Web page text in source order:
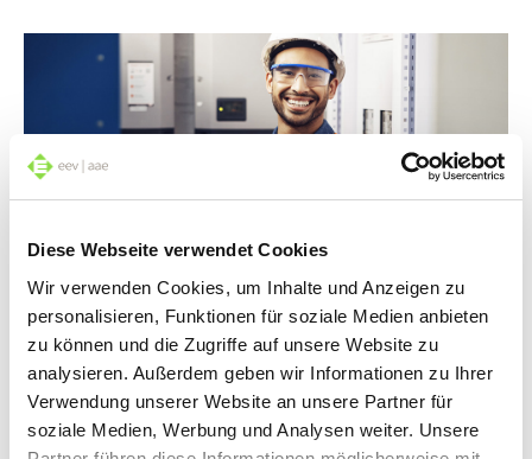
Diese Webseite verwendet Cookies
Wir verwenden Cookies, um Inhalte und Anzeigen zu
personalisieren, Funktionen für soziale Medien anbieten
zu können und die Zugriffe auf unsere Website zu
analysieren. Außerdem geben wir Informationen zu Ihrer
Verwendung unserer Website an unsere Partner für
soziale Medien, Werbung und Analysen weiter. Unsere
Weiterkommen mit einem Elektro-Beruf
E-Berufe bieten nicht nur innovative Arbeitsfelder,
sondern auch die Chance, aktiv an der Gestaltung
technischer Zukunftslösungen mitzuwirken.
Berufseinsteiger und erfahrene Fachkräfte profitieren
gleichermassen von einer starken Nachfrage auf dem
Arbeitsmarkt. Karriereaussichten? Top!